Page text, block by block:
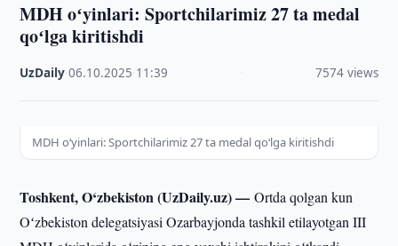
MDH oʻyinlari: Sportchilarimiz 27 ta medal
qoʻlga kiritishdi
UzDaily ·06.10.2025 11:39 7574 views
MDH oʻyinlari: Sportchilarimiz 27 ta medal qoʻlga kiritishdi
Toshkent, O‘zbekiston (UzDaily.uz) —Ortda qolgan kun
Oʻzbekiston delegatsiyasi Ozarbayjonda tashkil etilayotgan III